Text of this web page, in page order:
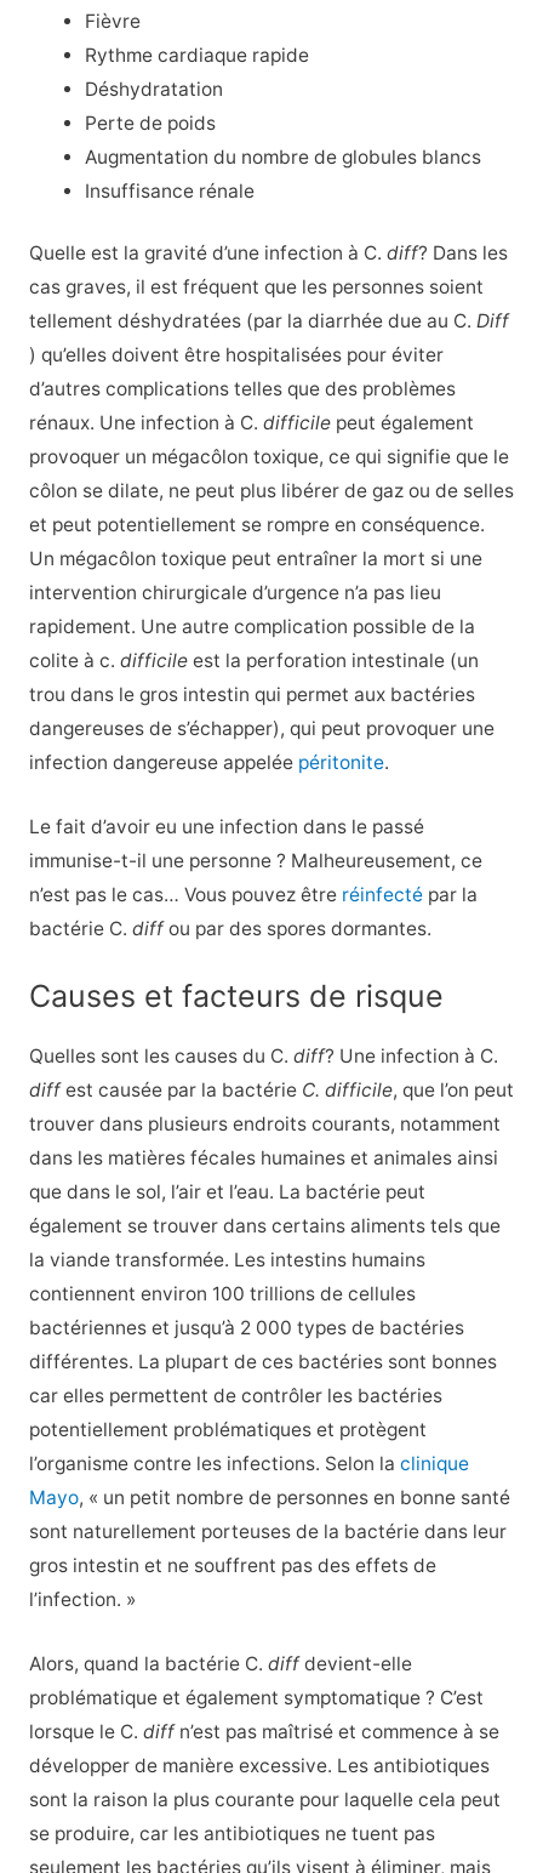
Fièvre
Rythme cardiaque rapide
Déshydratation
Perte de poids
Augmentation du nombre de globules blancs
Insuffisance rénale
Quelle est la gravité d’une infection à C. diff? Dans les
cas graves, il est fréquent que les personnes soient
tellement déshydratées (par la diarrhée due au C. Diff
) qu’elles doivent être hospitalisées pour éviter
d’autres complications telles que des problèmes
rénaux. Une infection à C. difficilepeut également
provoquer un mégacôlon toxique, ce qui signifie que le
côlon se dilate, ne peut plus libérer de gaz ou de selles
et peut potentiellement se rompre en conséquence.
Un mégacôlon toxique peut entraîner la mort si une
intervention chirurgicale d’urgence n’a pas lieu
rapidement. Une autre complication possible de la
colite à c. difficileest la perforation intestinale (un
trou dans le gros intestin qui permet aux bactéries
dangereuses de s’échapper), qui peut provoquer une
infection dangereuse appelée péritonite.
Le fait d’avoir eu une infection dans le passé
immunise-t-il une personne ? Malheureusement, ce
n’est pas le cas… Vous pouvez être réinfectépar la
bactérie C. diffou par des spores dormantes.
Causes et facteurs de risque
Quelles sont les causes du C. diff? Une infection à C.
diffest causée par la bactérie C. difficile, que l’on peut
trouver dans plusieurs endroits courants, notamment
dans les matières fécales humaines et animales ainsi
que dans le sol, l’air et l’eau. La bactérie peut
également se trouver dans certains aliments tels que
la viande transformée. Les intestins humains
contiennent environ 100 trillions de cellules
bactériennes et jusqu’à 2 000 types de bactéries
différentes. La plupart de ces bactéries sont bonnes
car elles permettent de contrôler les bactéries
potentiellement problématiques et protègent
l’organisme contre les infections. Selon la clinique
Mayo, « un petit nombre de personnes en bonne santé
sont naturellement porteuses de la bactérie dans leur
gros intestin et ne souffrent pas des effets de
l’infection. »
Alors, quand la bactérie C. diffdevient-elle
problématique et également symptomatique ? C’est
lorsque le C. diffn’est pas maîtrisé et commence à se
développer de manière excessive. Les antibiotiques
sont la raison la plus courante pour laquelle cela peut
se produire, car les antibiotiques ne tuent pas
seulement les bactéries qu’ils visent à éliminer, mais